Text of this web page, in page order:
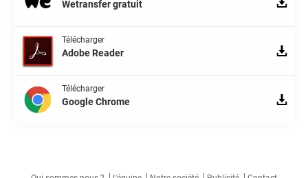
Wetransfer gratuit
Télécharger
Adobe Reader
Télécharger
Google Chrome